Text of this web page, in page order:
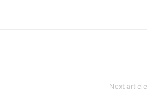
Next article